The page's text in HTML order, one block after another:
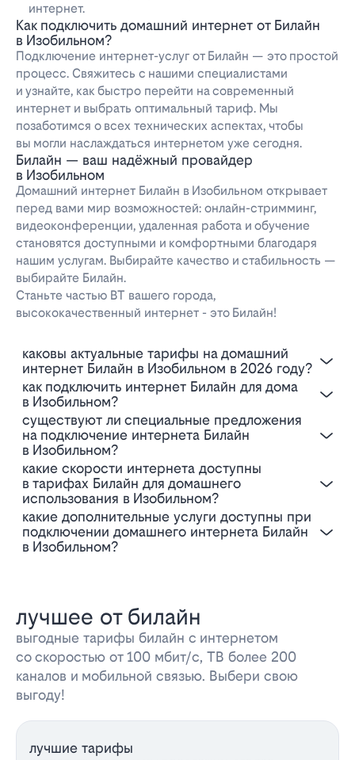
интернет.
Как подключить домашний интернет от Билайн
в Изобильном?
Подключение интернет-услуг от Билайн — это простой
процесс. Свяжитесь с нашими специалистами
и узнайте, как быстро перейти на современный
интернет и выбрать оптимальный тариф. Мы
позаботимся о всех технических аспектах, чтобы
вы могли наслаждаться интернетом уже сегодня.
Билайн — ваш надёжный провайдер
в Изобильном
Домашний интернет Билайн в Изобильном открывает
перед вами мир возможностей: онлайн-стримминг,
видеоконференции, удаленная работа и обучение
становятся доступными и комфортными благодаря
нашим услугам. Выбирайте качество и стабильность —
выбирайте Билайн.
Станьте частью BT вашего города,
высококачественный интернет - это Билайн!
Каковы актуальные тарифы на домашний
интернет Билайн в Изобильном в 2026 году?
Как подключить интернет Билайн для дома
в Изобильном?
Существуют ли специальные предложения
на подключение интернета Билайн
в Изобильном?
Какие скорости интернета доступны
в тарифах Билайн для домашнего
использования в Изобильном?
Какие дополнительные услуги доступны при
подключении домашнего интернета Билайн
в Изобильном?
лучшее от билайн
выгодные тарифы билайн с интернетом
со скоростью от 100 мбит/с, ТВ более 200
каналов и мобильной связью. Выбери свою
выгоду!
лучшие тарифы